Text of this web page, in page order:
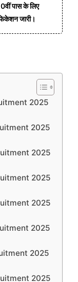
पास के लिए
जारी।
2025
2025
2025
2025
2025
2025
2025
2025